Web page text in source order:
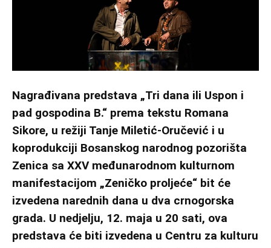
Nagrađivana predstava „Tri dana ili Uspon i
pad gospodina B.“ prema tekstu Romana
Sikore, u režiji Tanje Miletić-Oručević i u
koprodukciji Bosanskog narodnog pozorišta
Zenica sa XXV međunarodnom kulturnom
manifestacijom „Zeničko proljeće“ bit će
izvedena narednih dana u dva crnogorska
grada. U nedjelju, 12. maja u 20 sati, ova
predstava će biti izvedena u Centru za kulturu